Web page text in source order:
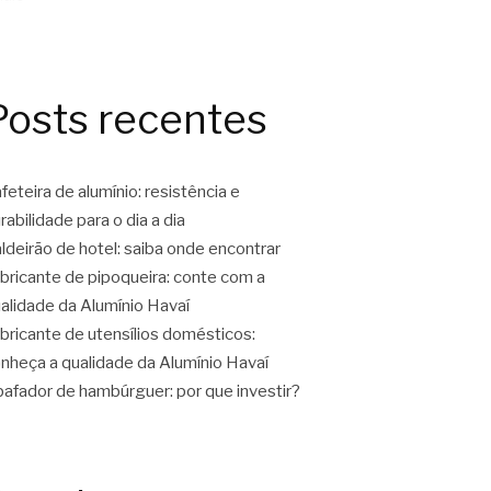
recentes
de alumínio: resistência e
para o dia a dia
de hotel: saiba onde encontrar
de pipoqueira: conte com a
da Alumínio Havaí
de utensílios domésticos:
a qualidade da Alumínio Havaí
de hambúrguer: por que investir?